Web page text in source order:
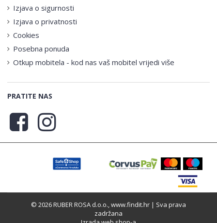
Izjava o sigurnosti
Izjava o privatnosti
Cookies
Posebna ponuda
Otkup mobitela - kod nas vaš mobitel vrijedi više
PRATITE NAS
© 2026 RUBER ROSA d.o.o., www.findit.hr | Sva prava
zadržana